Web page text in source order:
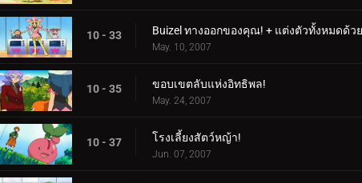
10 - 33 Buizel ทางออกของคุณ! + แต่งตัวทั้งหมดด้ว
May. 10, 2007
10 - 35 ขอบเขตลับแห่งอิทธิพล!
May. 24, 2007
10 - 37 โรงเลี้ยงสัตว์หญ้า!
Jun. 07, 2007